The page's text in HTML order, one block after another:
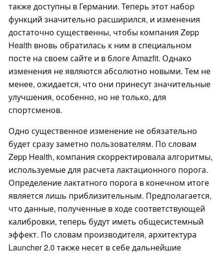
также доступны в Германии. Теперь этот набор
функций значительно расширился, и изменения
достаточно существенны, чтобы компания Zepp
Health вновь обратилась к ним в специальном
посте на своем сайте и в блоге Amazfit. Однако
изменения не являются абсолютно новыми. Тем не
менее, ожидается, что они принесут значительные
улучшения, особенно, но не только, для
спортсменов.
Одно существенное изменение не обязательно
будет сразу заметно пользователям. По словам
Zepp Health, компания скорректировала алгоритмы,
используемые для расчета лактационного порога.
Определение лактатного порога в конечном итоге
является лишь приблизительным. Предполагается,
что данные, полученные в ходе соответствующей
калибровки, теперь будут иметь общесистемный
эффект. По словам производителя, архитектура
Launcher 2.0 также несет в себе дальнейшие